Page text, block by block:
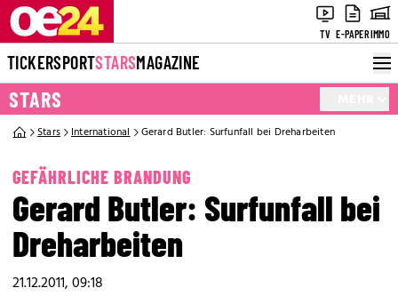
TV E-PAPERIMMO
TICKERSPORTSTARSMAGAZINE
STARS
Stars International Gerard Butler: Surfunfall bei Dreharbeiten
GEFÄHRLICHE BRANDUNG
Gerard Butler: Surfunfall bei
Dreharbeiten
21.12.2011, 09:18